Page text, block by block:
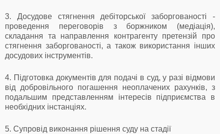
3. Досудове стягнення дебіторської заборгованості -
проведення переговорів з боржником (медіація),
складання та направлення контрагенту претензій про
стягнення заборгованості, а також використання інших
досудових інструментів.
4. Підготовка документів для подачі в суд, у разі відмови
від добровільного погашення неоплачених рахунків, з
подальшим представленням інтересів підприємства в
необхідних інстанціях.
5. Супровід виконання рішення суду на стадії